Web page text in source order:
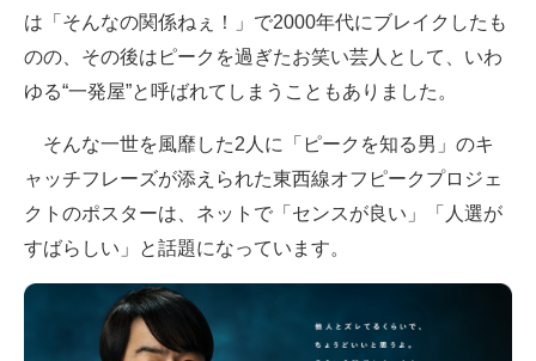
AI活用のいまが分かる
企業ITのトレンドを詳説
経営リーダーのコミュニティ
マーケ×ITの今がよく分かる
ITエンジニア向け専門サイト
企業向けIT製品の総合サイト
IT製品の技術・比較・事例
は「そんなの関係ねぇ！」で2000年代にブレイクしたも
のの、その後はピークを過ぎたお笑い芸人として、いわ
ゆる“一発屋”と呼ばれてしまうこともありました。
そんな一世を風靡した2人に「ピークを知る男」のキ
ャッチフレーズが添えられた東西線オフピークプロジェ
クトのポスターは、ネットで「センスが良い」「人選が
すばらしい」と話題になっています。